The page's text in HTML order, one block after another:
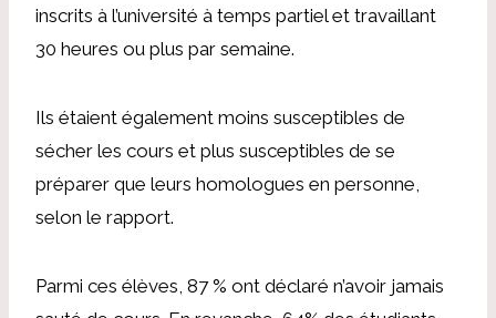
inscrits à l’université à temps partiel et travaillant
30 heures ou plus par semaine.
Ils étaient également moins susceptibles de
sécher les cours et plus susceptibles de se
préparer que leurs homologues en personne,
selon le rapport.
Parmi ces élèves, 87 % ont déclaré n’avoir jamais